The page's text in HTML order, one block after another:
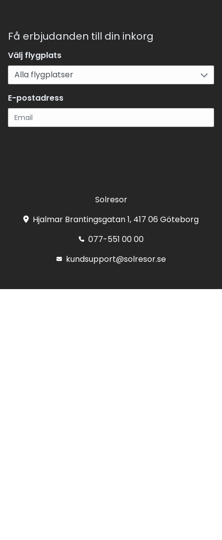
Få erbjudanden till din inkorg
Välj flygplats
E-postadress
Solresor
Hjalmar Brantingsgatan 1, 417 06 Göteborg
077-551 00 00
kundsupport@solresor.se